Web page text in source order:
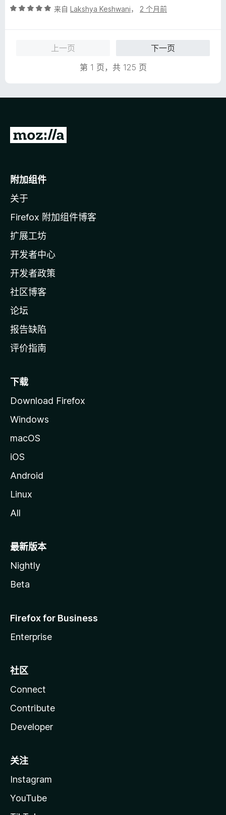
评
来自 Lakshya Keshwani， 2 个月前
上一页
下一页
第 1 页，共 125 页
转
o
i
l
a
主
页
附加组件
关于
Firefox 附加组件博客
扩展工坊
开发者中心
开发者政策
社区博客
论坛
报告缺陷
评价指南
下载
Download Firefox
Windows
macOS
iOS
Android
Linux
All
最新版本
Nightly
Beta
Firefox for Business
Enterprise
社区
Connect
Contribute
Developer
关注
Instagram
YouTube